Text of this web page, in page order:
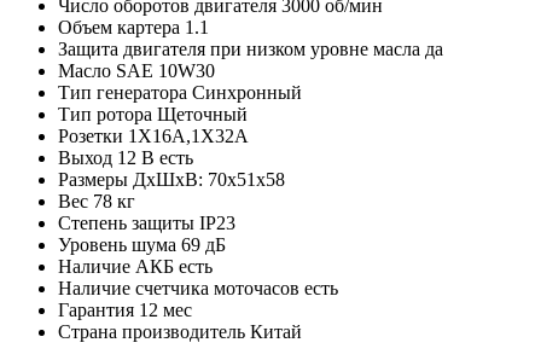
Число оборотов двигателя 3000 об/мин
Объем картера 1.1
Защита двигателя при низком уровне масла да
Масло SAE 10W30
Тип генератора Синхронный
Тип ротора Щеточный
Розетки 1Х16А,1Х32А
Выход 12 В есть
Размеры ДхШхВ: 70х51х58
Вес 78 кг
Степень защиты IP23
Уровень шума 69 дБ
Наличие АКБ есть
Наличие счетчика моточасов есть
Гарантия 12 мес
Страна производитель Китай